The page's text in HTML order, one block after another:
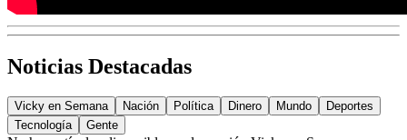
Noticias Destacadas
Vicky en Semana Nación Política Dinero Mundo
Deportes
Tecnología
Gente